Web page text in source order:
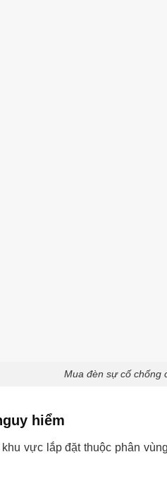
Mua đèn sự cố chống
hiểm
vực lắp đặt thuộc phân